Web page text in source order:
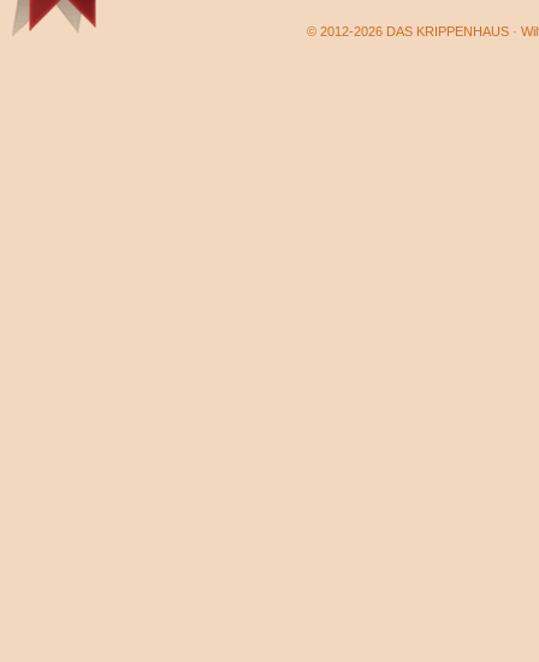
© 2012-2026 DAS KRIPPENHAUS ·